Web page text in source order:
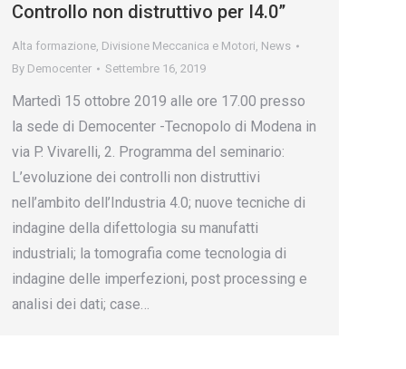
Controllo non distruttivo per I4.0”
Alta formazione, Divisione Meccanica e Motori, News
By Democenter Settembre 16, 2019
Martedì 15 ottobre 2019 alle ore 17.00 presso
la sede di Democenter -Tecnopolo di Modena in
via P. Vivarelli, 2. Programma del seminario:
L’evoluzione dei controlli non distruttivi
nell’ambito dell’Industria 4.0; nuove tecniche di
indagine della difettologia su manufatti
industriali; la tomografia come tecnologia di
indagine delle imperfezioni, post processing e
analisi dei dati; case…